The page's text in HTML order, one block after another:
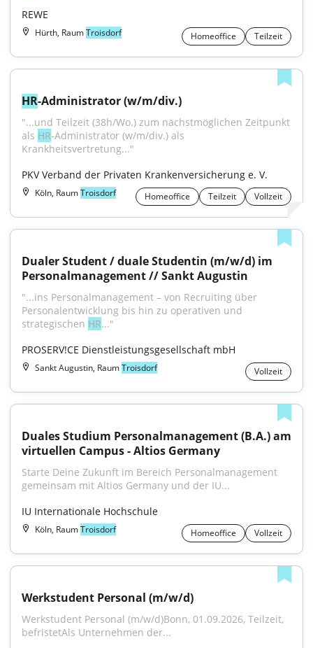
REWE
Hürth, RaumTroisdorf Homeoffice Teilzeit
HR-Administrator (w/m/div.)
"...und Teilzeit (38h/Wo.) zum nächstmöglichen Zeitpunkt
als HR-Administrator (w/m/div.) als
Krankheitsvertretung..."
PKV Verband der Privaten Krankenversicherung e. V.
Köln, RaumTroisdorf Homeoffice Teilzeit Vollzeit
Dualer Student / duale Studentin (m/w/d) im
Personalmanagement // Sankt Augustin
"...ins Personalmanagement – von Recruiting über
Personalentwicklung bis hin zu operativen und
strategischen HR..."
PROSERV!CE Dienstleistungsgesellschaft mbH
Sankt Augustin, RaumTroisdorf Vollzeit
Duales Studium Personalmanagement (B.A.) am
virtuellen Campus - Altios Germany
Starte Deine Zukunft im Bereich Personalmanagement
gemeinsam mit Altios Germany und der IU...
IU Internationale Hochschule
Köln, RaumTroisdorf Homeoffice Vollzeit
Werkstudent Personal (m/w/d)
Werkstudent Personal (m/w/d)Bonn, 01.09.2026, Teilzeit,
befristetAls Unternehmen der...